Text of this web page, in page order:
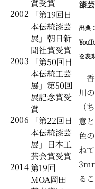
賞受賞
2002
「第19回日
本伝統漆芸
展」朝日新
聞社賞受賞
2003
「第50回日
本伝統工芸
展」第50回
展記念賞受
賞
2006
「第22回日
本伝統漆芸
展」日本工
芸会賞受賞
2014第19回
MOA岡田
漆
出典
を表
川
（
意
色
ね
る